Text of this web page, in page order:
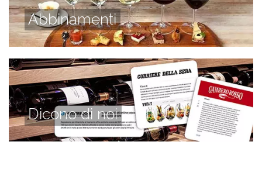
Abbinamenti
Dicono di noi